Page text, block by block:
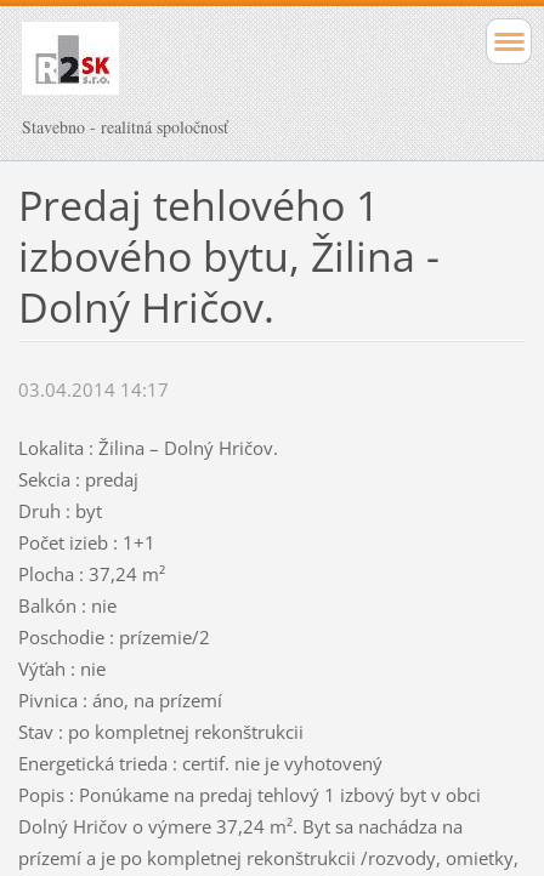
Stavebno - realitná spoločnosť
Predaj tehlového 1
izbového bytu, Žilina -
Dolný Hričov.
03.04.2014 14:17
Lokalita : Žilina – Dolný Hričov.
Sekcia : predaj
Druh : byt
Počet izieb : 1+1
Plocha : 37,24 m²
Balkón : nie
Poschodie : prízemie/2
Výťah : nie
Pivnica : áno, na prízemí
Stav : po kompletnej rekonštrukcii
Energetická trieda : certif. nie je vyhotovený
Popis : Ponúkame na predaj tehlový 1 izbový byt v obci
Dolný Hričov o výmere 37,24 m². Byt sa nachádza na
prízemí a je po kompletnej rekonštrukcii /rozvody, omietky,